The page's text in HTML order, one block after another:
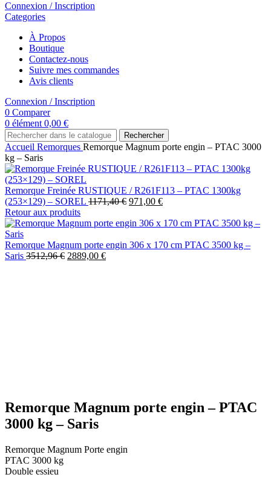
Connexion / Inscription
Categories
À Propos
Boutique
Contactez-nous
Suivre mes commandes
Avis clients
Connexion / Inscription
0 Comparer
0 élément 0,00 €
Rechercher
Accueil Remorques Remorque Magnum porte engin – PTAC 3000
kg – Saris
Remorque Freinée RUSTIQUE / R261F113 – PTAC 1300kg
(253×129) – SOREL 1171,40€ 971,00 €
Retour aux produits
Remorque Magnum porte engin 306 x 170 cm PTAC 3500 kg –
Saris 3512,96€ 2889,00 €
Remorque Magnum porte engin – PTAC
3000 kg – Saris
Remorque Magnum Porte engin
PTAC 3000 kg
Double essieu